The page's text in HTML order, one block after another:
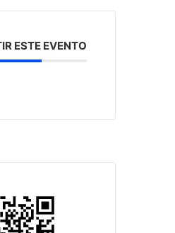
ESTE EVENTO